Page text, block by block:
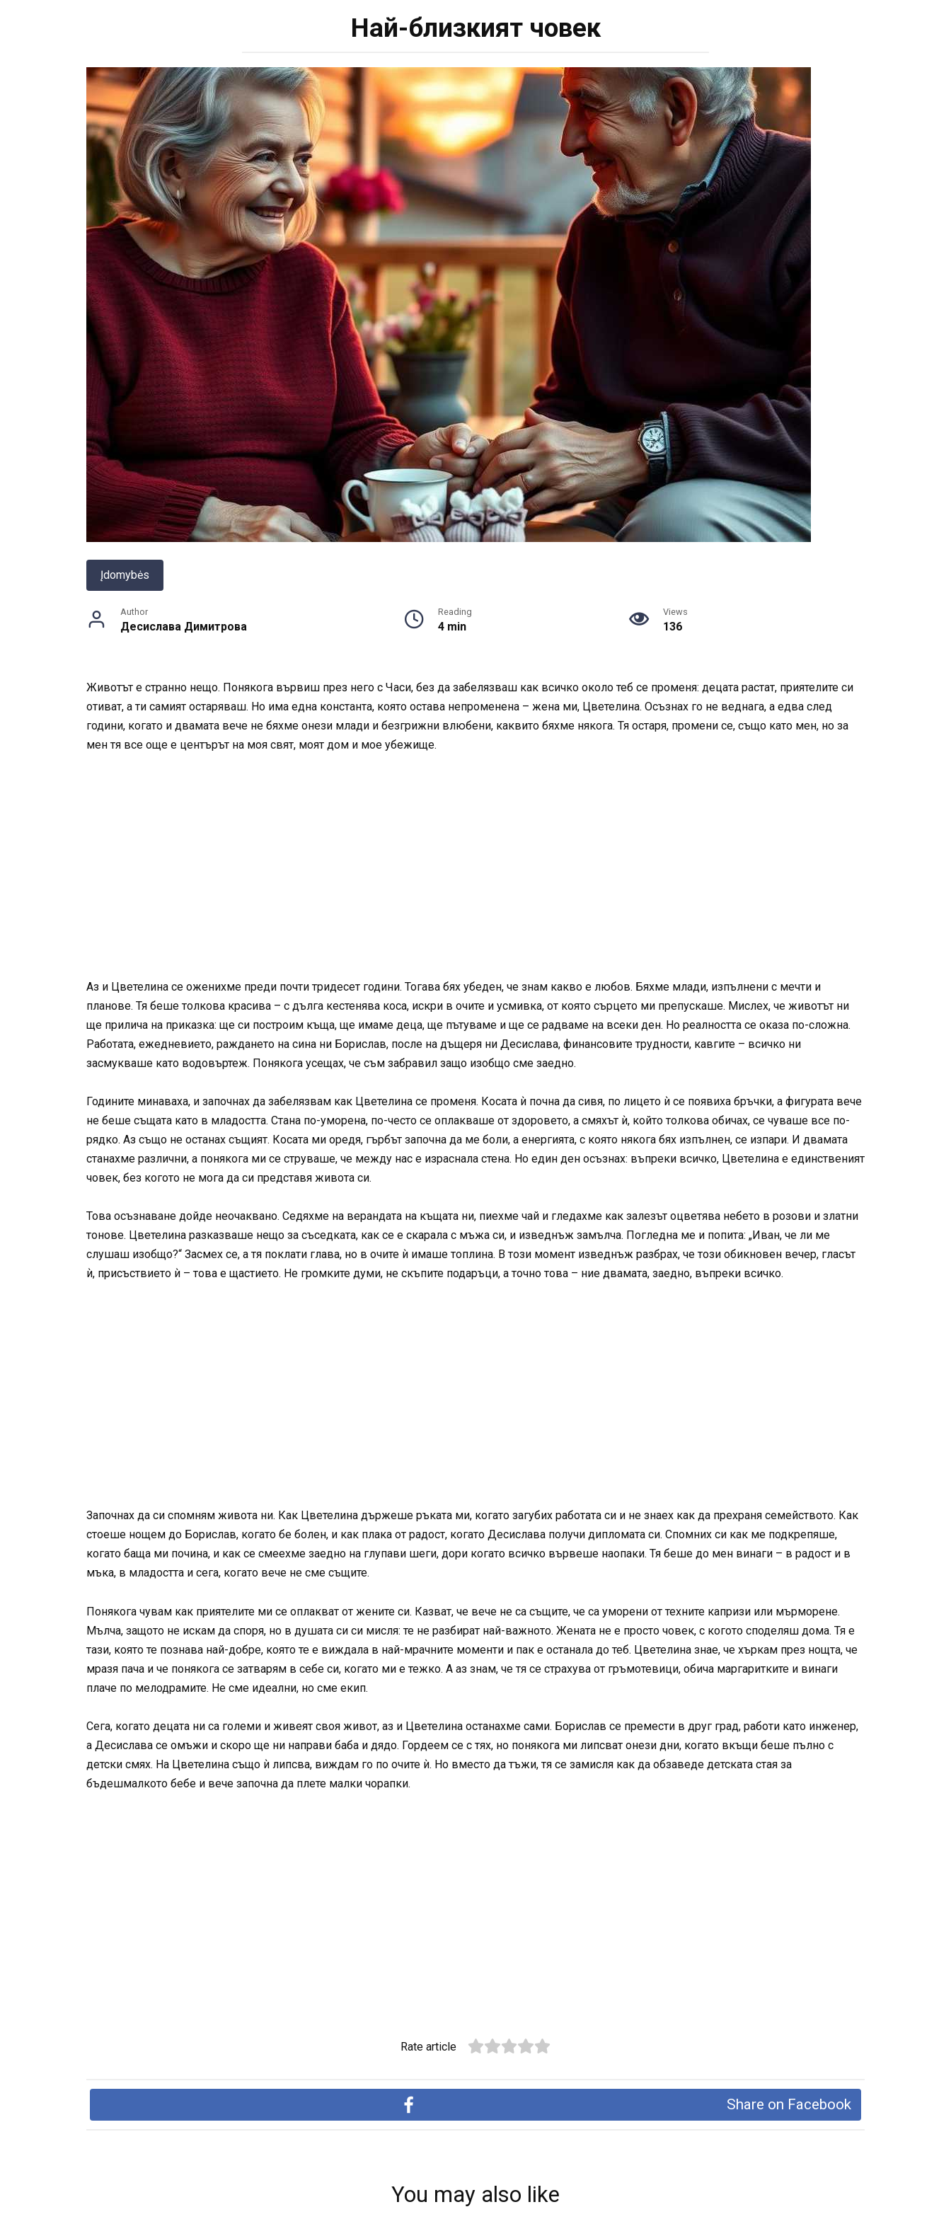
Най-близкият човек
Įdomybės
Author
Десислава Димитрова
Reading
4 min
Views
136
Животът е странно нещо. Понякога вървиш през него с Часи, без да забелязваш как всичко около теб се променя: децата растат, приятелите си
отиват, а ти самият остаряваш. Но има една константа, която остава непроменена – жена ми, Цветелина. Осъзнах го не веднага, а едва след
години, когато и двамата вече не бяхме онези млади и безгрижни влюбени, каквито бяхме някога. Тя остаря, промени се, също като мен, но за
мен тя все още е центърът на моя свят, моят дом и мое убежище.
Аз и Цветелина се оженихме преди почти тридесет години. Тогава бях убеден, че знам какво е любов. Бяхме млади, изпълнени с мечти и
планове. Тя беше толкова красива – с дълга кестенява коса, искри в очите и усмивка, от която сърцето ми препускаше. Мислех, че животът ни
ще прилича на приказка: ще си построим къща, ще имаме деца, ще пътуваме и ще се радваме на всеки ден. Но реалността се оказа по-сложна.
Работата, ежедневието, раждането на сина ни Борислав, после на дъщеря ни Десислава, финансовите трудности, кавгите – всичко ни
засмукваше като водовъртеж. Понякога усещах, че съм забравил защо изобщо сме заедно.
Годините минаваха, и започнах да забелязвам как Цветелина се променя. Косата ѝ почна да сивя, по лицето ѝ се появиха бръчки, а фигурата вече
не беше същата като в младостта. Стана по-уморена, по-често се оплакваше от здоровето, а смяхът ѝ, който толкова обичах, се чуваше все по-
рядко. Аз също не останах същият. Косата ми оредя, гърбът започна да ме боли, а енергията, с която някога бях изпълнен, се изпари. И двамата
станахме различни, а понякога ми се струваше, че между нас е израснала стена. Но един ден осъзнах: въпреки всичко, Цветелина е единственият
човек, без когото не мога да си представя живота си.
Това осъзнаване дойде неочаквано. Седяхме на верандата на къщата ни, пиехме чай и гледахме как залезът оцветява небето в розови и златни
тонове. Цветелина разказваше нещо за съседката, как се е скарала с мъжа си, и изведнъж замълча. Погледна ме и попита: „Иван, че ли ме
слушаш изобщо?“ Засмех се, а тя поклати глава, но в очите ѝ имаше топлина. В този момент изведнъж разбрах, че този обикновен вечер, гласът
ѝ, присъствието ѝ – това е щастието. Не громките думи, не скъпите подаръци, а точно това – ние двамата, заедно, въпреки всичко.
Започнах да си спомням живота ни. Как Цветелина държеше ръката ми, когато загубих работата си и не знаех как да прехраня семейството. Как
стоеше нощем до Борислав, когато бе болен, и как плака от радост, когато Десислава получи дипломата си. Спомних си как ме подкрепяше,
когато баща ми почина, и как се смеехме заедно на глупави шеги, дори когато всичко вървеше наопаки. Тя беше до мен винаги – в радост и в
мъка, в младостта и сега, когато вече не сме същите.
Понякога чувам как приятелите ми се оплакват от жените си. Казват, че вече не са същите, че са уморени от техните капризи или мърморене.
Мълча, защото не искам да споря, но в душата си си мисля: те не разбират най-важното. Жената не е просто човек, с когото споделяш дома. Тя е
тази, която те познава най-добре, която те е виждала в най-мрачните моменти и пак е останала до теб. Цветелина знае, че хъркам през нощта, че
мразя пача и че понякога се затварям в себе си, когато ми е тежко. А аз знам, че тя се страхува от гръмотевици, обича маргаритките и винаги
плаче по мелодрамите. Не сме идеални, но сме екип.
Сега, когато децата ни са големи и живеят своя живот, аз и Цветелина останахме сами. Борислав се премести в друг град, работи като инженер,
а Десислава се омъжи и скоро ще ни направи баба и дядо. Гордеем се с тях, но понякога ми липсват онези дни, когато вкъщи беше пълно с
детски смях. На Цветелина също ѝ липсва, виждам го по очите ѝ. Но вместо да тъжи, тя се замисля как да обзаведе детската стая за
бъдешмалкото бебе и вече започна да плете малки чорапки.
Rate article
Share on Facebook
You may also like